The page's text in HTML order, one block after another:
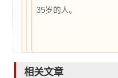
35岁的人。
相关文章